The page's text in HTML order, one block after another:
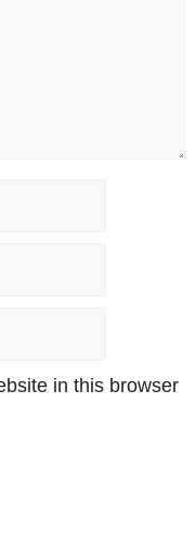
in this browser